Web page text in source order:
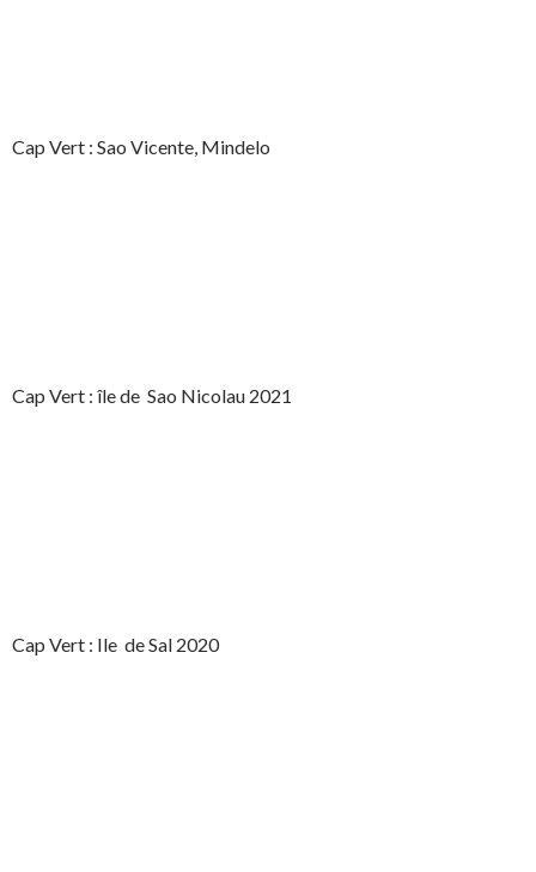
Cap Vert : Sao Vicente, Mindelo
Cap Vert : île de Sao Nicolau 2021
Cap Vert : Ile de Sal 2020